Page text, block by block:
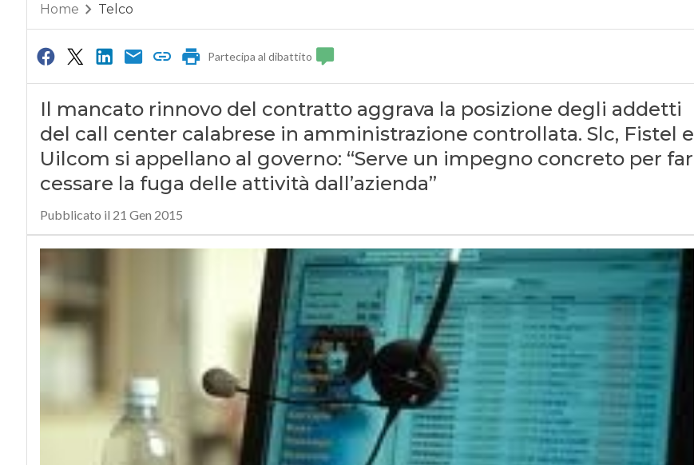
Home Telco
Partecipa al dibattito
Il mancato rinnovo del contratto aggrava la posizione degli addetti
del call center calabrese in amministrazione controllata. Slc, Fistel e
Uilcom si appellano al governo: “Serve un impegno concreto per far
cessare la fuga delle attività dall’azienda”
Pubblicato il 21 Gen 2015